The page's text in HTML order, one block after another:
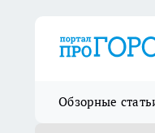
Обзорные